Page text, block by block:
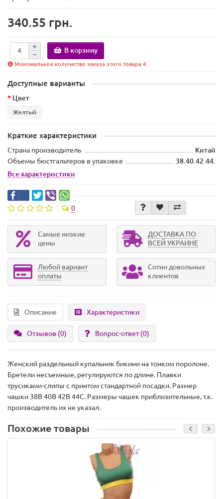
340.55 грн.
В корзину
Минимальное количество заказа этого товара 4
Доступные варианты
Цвет
Желтый
Краткие характеристики
Страна производитель
Китай
Объемы бюстгальтеров в упаковке
38.40.42.44.
Все характеристики
0
Самые низкие
цены
ДОСТАВКА ПО
ВСЕЙ УКРАИНЕ
Любой вариант
оплаты
Сотни довольных
клиентов
Описание Характеристики
Отзывов (0) Вопрос-ответ(0)
Женский раздельный купальник бикини на тонком поролоне.
Бретели несъемные, регулируются по длине. Плавки
трусиками-слипы с принтом стандартной посадки. Размер
чашки 38B 40B 42B 44C. Размеры чашек приблизительные, т.к.
производитель их не указал.
Похожие товары